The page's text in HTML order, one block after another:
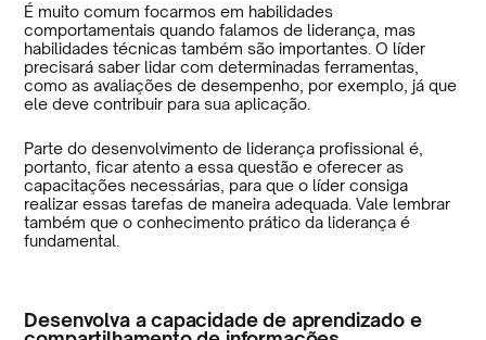
É muito comum focarmos em habilidades
comportamentais quando falamos de liderança, mas
habilidades técnicas também são importantes. O líder
precisará saber lidar com determinadas ferramentas,
como as avaliações de desempenho, por exemplo, já que
ele deve contribuir para sua aplicação.
Parte do desenvolvimento de liderança profissional é,
portanto, ficar atento a essa questão e oferecer as
capacitações necessárias, para que o líder consiga
realizar essas tarefas de maneira adequada. Vale lembrar
também que o conhecimento prático da liderança é
fundamental.
Desenvolva a capacidade de aprendizado e